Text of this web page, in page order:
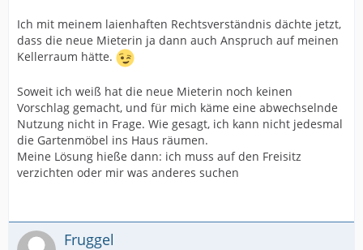
Ich mit meinem laienhaften Rechtsverständnis dächte jetzt,
dass die neue Mieterin ja dann auch Anspruch auf meinen
Kellerraum hätte.
Soweit ich weiß hat die neue Mieterin noch keinen
Vorschlag gemacht, und für mich käme eine abwechselnde
Nutzung nicht in Frage. Wie gesagt, ich kann nicht jedesmal
die Gartenmöbel ins Haus räumen.
Meine Lösung hieße dann: ich muss auf den Freisitz
verzichten oder mir was anderes suchen
Fruggel